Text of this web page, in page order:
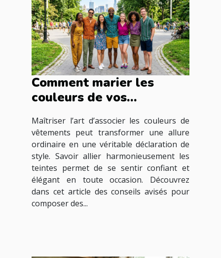
Comment marier les
couleurs de vos
harmonie parfaite ?
Maîtriser l’art d’associer les couleurs de
vêtements peut transformer une allure
ordinaire en une véritable déclaration de
style. Savoir allier harmonieusement les
teintes permet de se sentir confiant et
élégant en toute occasion. Découvrez
dans cet article des conseils avisés pour
composer des...